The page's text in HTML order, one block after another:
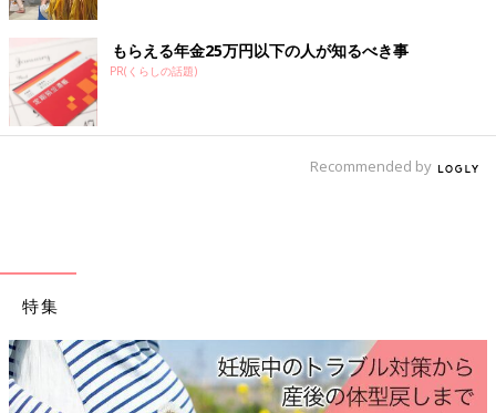
もらえる年金25万円以下の人が知るべき事
PR(くらしの話題)
Recommended by
特集